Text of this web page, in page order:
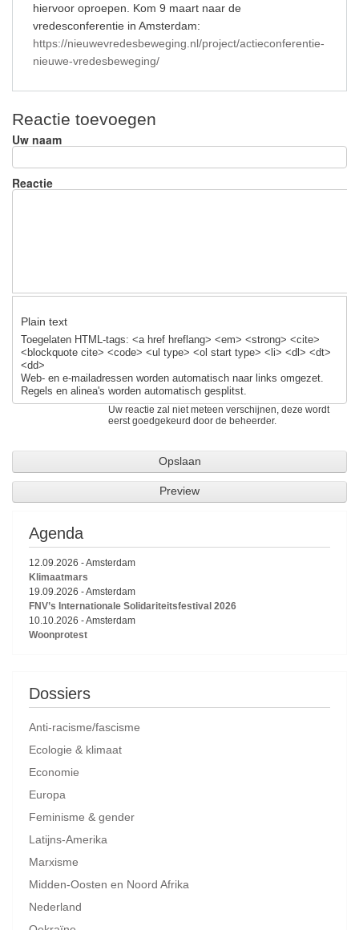
hiervoor oproepen. Kom 9 maart naar de
vredesconferentie in Amsterdam:
https://nieuwevredesbeweging.nl/project/actieconferentie-
nieuwe-vredesbeweging/
Reactie toevoegen
Uw naam
Reactie
Plain text
Toegelaten HTML-tags: <a href hreflang> <em> <strong> <cite>
<blockquote cite> <code> <ul type> <ol start type> <li> <dl> <dt>
<dd>
Web- en e-mailadressen worden automatisch naar links omgezet.
Regels en alinea's worden automatisch gesplitst.
Uw reactie zal niet meteen verschijnen, deze wordt
eerst goedgekeurd door de beheerder.
Agenda
12.09.2026 -Amsterdam
Klimaatmars
19.09.2026 -Amsterdam
FNV’s Internationale Solidariteitsfestival 2026
10.10.2026 -Amsterdam
Woonprotest
Dossiers
Anti-racisme/fascisme
Ecologie & klimaat
Economie
Europa
Feminisme & gender
Latijns-Amerika
Marxisme
Midden-Oosten en Noord Afrika
Nederland